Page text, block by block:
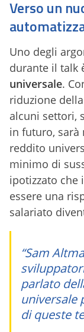
Verso un
Uno degli
durante il talk
universale.
riduzione
alcuni settori,
in futuro, sarà
reddito
minimo di
ipotizzato che
essere una
salariato
“Sam
parlato
universale
di queste